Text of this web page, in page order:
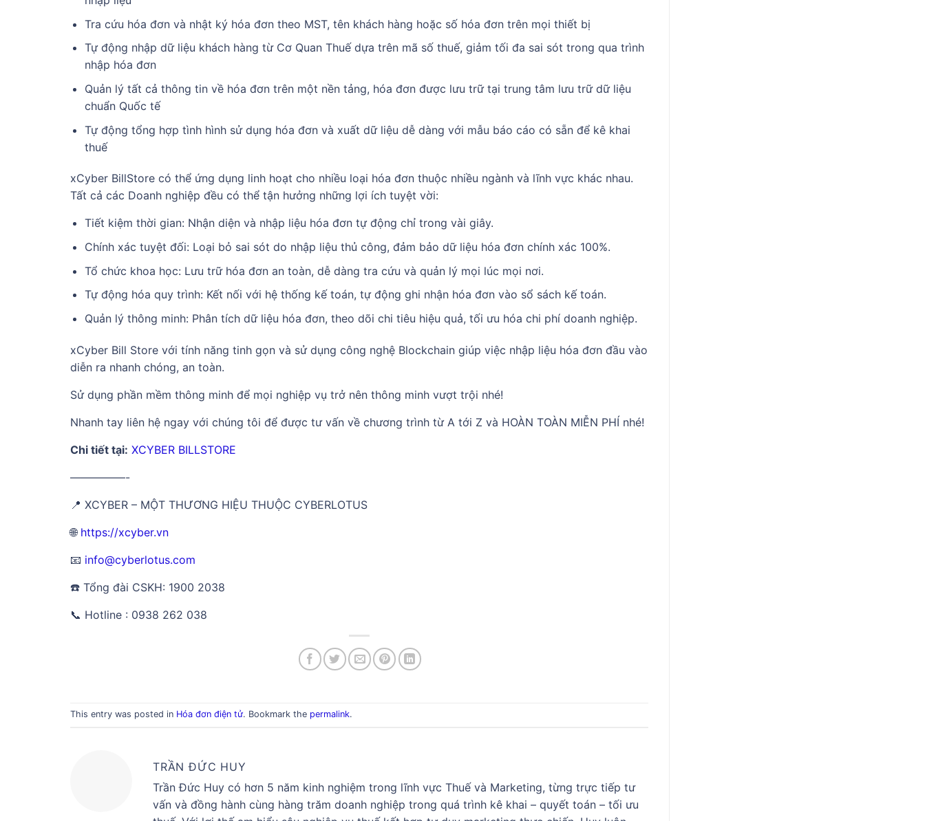
Tra cứu hóa đơn và nhật ký hóa đơn theo MST, tên khách hàng hoặc số hóa đơn trên mọi thiết bị
Tự động nhập dữ liệu khách hàng từ Cơ Quan Thuế dựa trên mã số thuế, giảm tối đa sai sót trong qua trình
nhập hóa đơn
Quản lý tất cả thông tin về hóa đơn trên một nền tảng, hóa đơn được lưu trữ tại trung tâm lưu trữ dữ liệu
chuẩn Quốc tế
Tự động tổng hợp tình hình sử dụng hóa đơn và xuất dữ liệu dễ dàng với mẫu báo cáo có sẵn để kê khai
thuế
xCyber BillStore có thể ứng dụng linh hoạt cho nhiều loại hóa đơn thuộc nhiều ngành và lĩnh vực khác nhau.
Tất cả các Doanh nghiệp đều có thể tận hưởng những lợi ích tuyệt vời:
Tiết kiệm thời gian: Nhận diện và nhập liệu hóa đơn tự động chỉ trong vài giây.
Chính xác tuyệt đối: Loại bỏ sai sót do nhập liệu thủ công, đảm bảo dữ liệu hóa đơn chính xác 100%.
Tổ chức khoa học: Lưu trữ hóa đơn an toàn, dễ dàng tra cứu và quản lý mọi lúc mọi nơi.
Tự động hóa quy trình: Kết nối với hệ thống kế toán, tự động ghi nhận hóa đơn vào sổ sách kế toán.
Quản lý thông minh: Phân tích dữ liệu hóa đơn, theo dõi chi tiêu hiệu quả, tối ưu hóa chi phí doanh nghiệp.
xCyber Bill Store với tính năng tinh gọn và sử dụng công nghệ Blockchain giúp việc nhập liệu hóa đơn đầu vào
diễn ra nhanh chóng, an toàn.
Sử dụng phần mềm thông minh để mọi nghiệp vụ trở nên thông minh vượt trội nhé!
Nhanh tay liên hệ ngay với chúng tôi để được tư vấn về chương trình từ A tới Z và HOÀN TOÀN MIỄN PHÍ nhé!
Chi tiết tại: XCYBER BILLSTORE
—————-
📍 XCYBER – MỘT THƯƠNG HIỆU THUỘC CYBERLOTUS
🌐 https://xcyber.vn
📧 info@cyberlotus.com
☎️ Tổng đài CSKH: 1900 2038
📞 Hotline : 0938 262 038
This entry was posted in Hóa đơn điện tử. Bookmark the permalink.
TRẦN ĐỨC HUY
Trần Đức Huy có hơn 5 năm kinh nghiệm trong lĩnh vực Thuế và Marketing, từng trực tiếp tư
vấn và đồng hành cùng hàng trăm doanh nghiệp trong quá trình kê khai – quyết toán – tối ưu